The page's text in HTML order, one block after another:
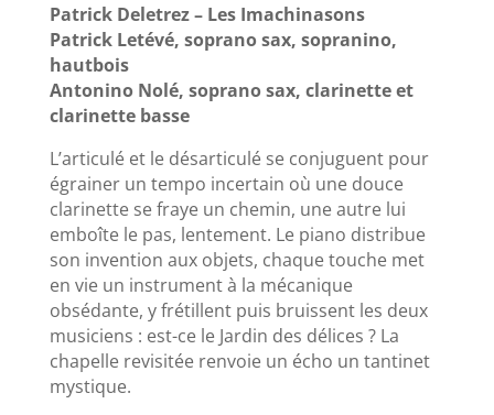
Patrick Deletrez – Les Imachinasons
Patrick Letévé, soprano sax, sopranino,
hautbois
Antonino Nolé, soprano sax, clarinette et
clarinette basse
L’articulé et le désarticulé se conjuguent pour
égrainer un tempo incertain où une douce
clarinette se fraye un chemin, une autre lui
emboîte le pas, lentement. Le piano distribue
son invention aux objets, chaque touche met
en vie un instrument à la mécanique
obsédante, y frétillent puis bruissent les deux
musiciens : est-ce le Jardin des délices ? La
chapelle revisitée renvoie un écho un tantinet
mystique.